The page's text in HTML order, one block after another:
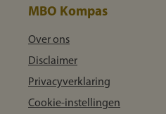
MBO Kompas
Over ons
Disclaimer
Privacyverklaring
Cookie-instellingen